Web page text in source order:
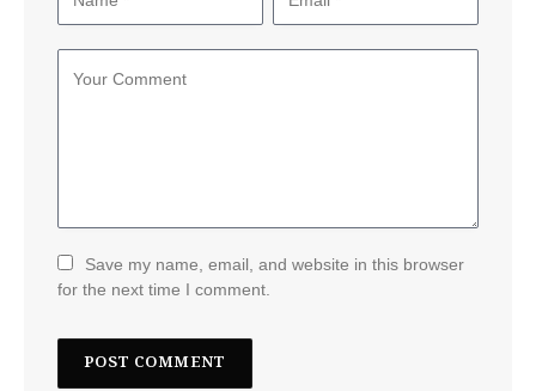
Save my name, email, and website in this browser
for the next time I comment.